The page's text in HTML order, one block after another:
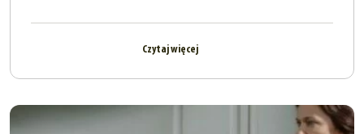
Czytaj więcej